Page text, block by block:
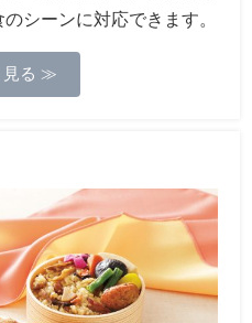
シーンに対応できます。
見る ≫